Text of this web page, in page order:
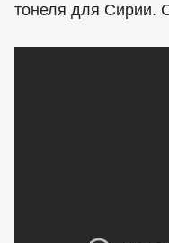
тонеля для Сирии.